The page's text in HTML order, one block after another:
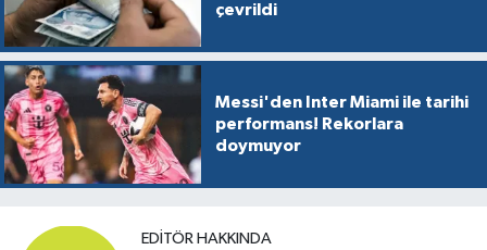
çevrildi
Messi'den Inter Miami ile tarihi
performans! Rekorlara
doymuyor
EDITÖR HAKKINDA